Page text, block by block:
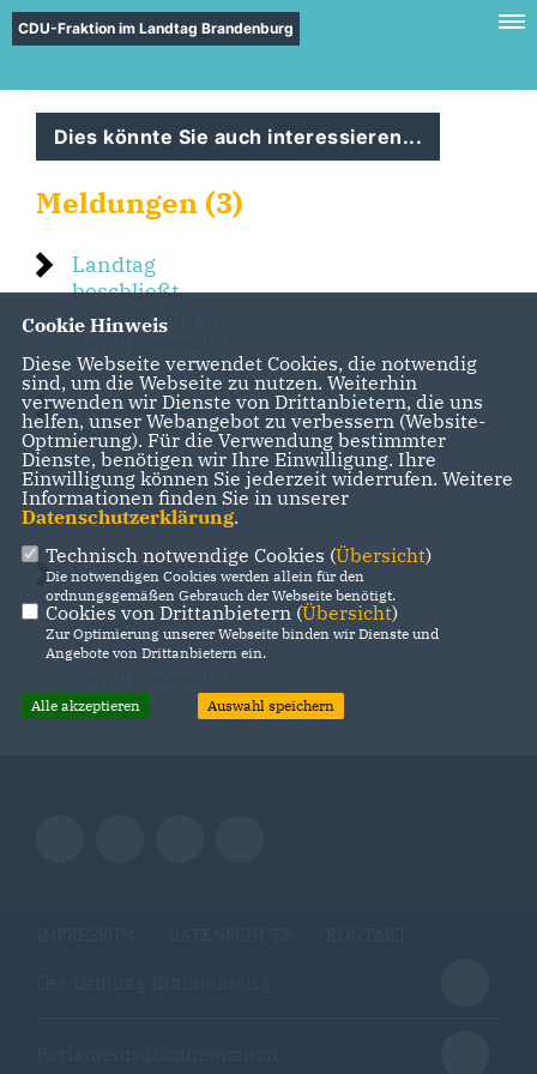
CDU-Fraktion im Landtag Brandenburg
Dies könnte Sie auch interessieren...
Meldungen (3)
Landtag
beschließt
Aktionsplan für
Landtag macht
Weg frei für
einen
Aktionsplan für
den Spreewald
Lausitzer CDU-
Abgeordnete
bringt
Aktionsplan für
ins Spiel
Cookie Hinweis
Diese Webseite verwendet Cookies, die notwendig
sind, um die Webseite zu nutzen. Weiterhin
verwenden wir Dienste von Drittanbietern, die uns
helfen, unser Webangebot zu verbessern (Website-
Optmierung). Für die Verwendung bestimmter
Dienste, benötigen wir Ihre Einwilligung. Ihre
Einwilligung können Sie jederzeit widerrufen. Weitere
Informationen finden Sie in unserer
Datenschutzerklärung.
Technisch notwendige Cookies (Übersicht)
Die notwendigen Cookies werden allein für den
ordnungsgemäßen Gebrauch der Webseite benötigt.
Cookies von Drittanbietern (Übersicht)
Zur Optimierung unserer Webseite binden wir Dienste und
Angebote von Drittanbietern ein.
Alle akzeptieren Auswahl speichern